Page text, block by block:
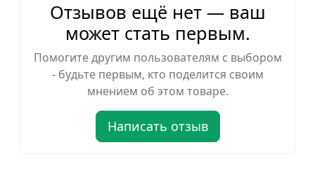
Отзывов ещё нет — ваш
может стать первым.
Помогите другим пользователям с выбором
- будьте первым, кто поделится своим
мнением об этом товаре.
Написать отзыв